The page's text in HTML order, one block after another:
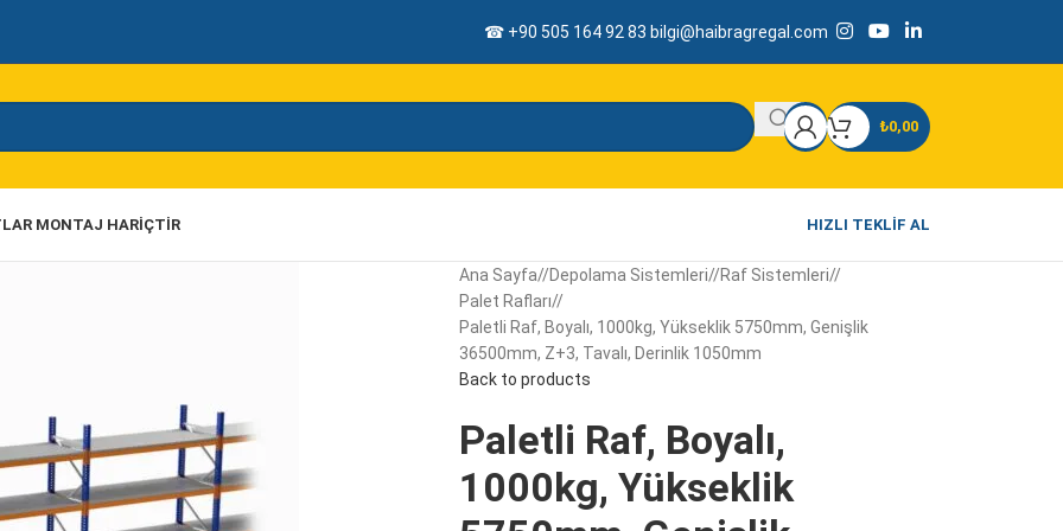
☎ +90 505 164 92 83 bilgi@haibragregal.com
₺0,00
MONTAJ HARIÇTIR HIZLI TEKLIF AL
Ana Sayfa/ Depolama Sistemleri/ Raf Sistemleri/
Palet Rafları/
Paletli Raf, Boyalı, 1000kg, Yükseklik 5750mm, Genişlik
36500mm, Z+3, Tavalı, Derinlik 1050mm
Back to products
Paletli Raf, Boyalı,
1000kg, Yükseklik